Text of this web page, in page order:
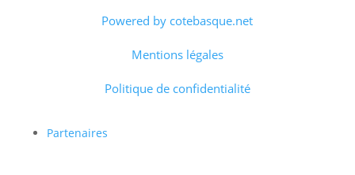
Powered by cotebasque.net
Mentions légales
Politique de confidentialité
Partenaires